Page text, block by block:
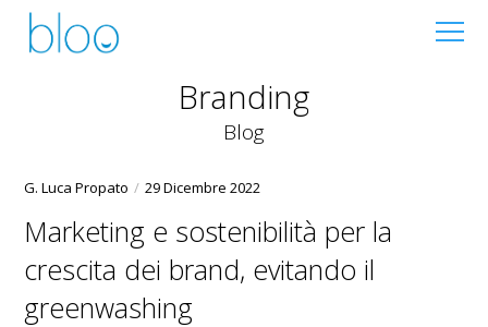
Branding
Blog
G. Luca Propato 29 Dicembre 2022
Marketing e sostenibilità per la
crescita dei brand, evitando il
greenwashing